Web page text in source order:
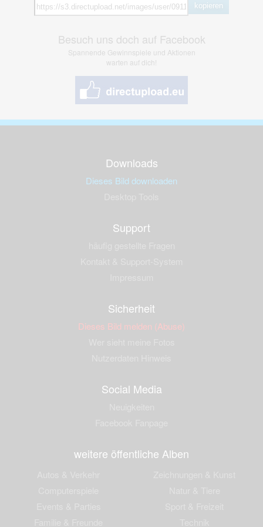
kopieren
Besuch uns doch auf Facebook
Spannende Gewinnspiele und Aktionen
warten auf dich!
Downloads
Dieses Bild downloaden
Support
Sicherheit
Dieses Bild melden (Abuse)
Social Media
weitere öffentliche Alben